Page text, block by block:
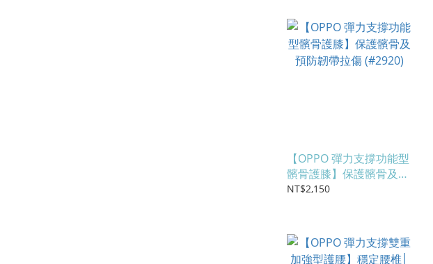
【OPPO 彈力支撐功能型
髕骨護膝】保護髕骨及預
防韌帶拉傷 (#2920)
NT$2,150